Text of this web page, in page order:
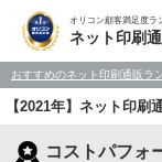
オリコン顧客満足度ラ
ネット印刷
おすすめのネット印刷通販ラ
【2021年】ネット印
コストパフォ